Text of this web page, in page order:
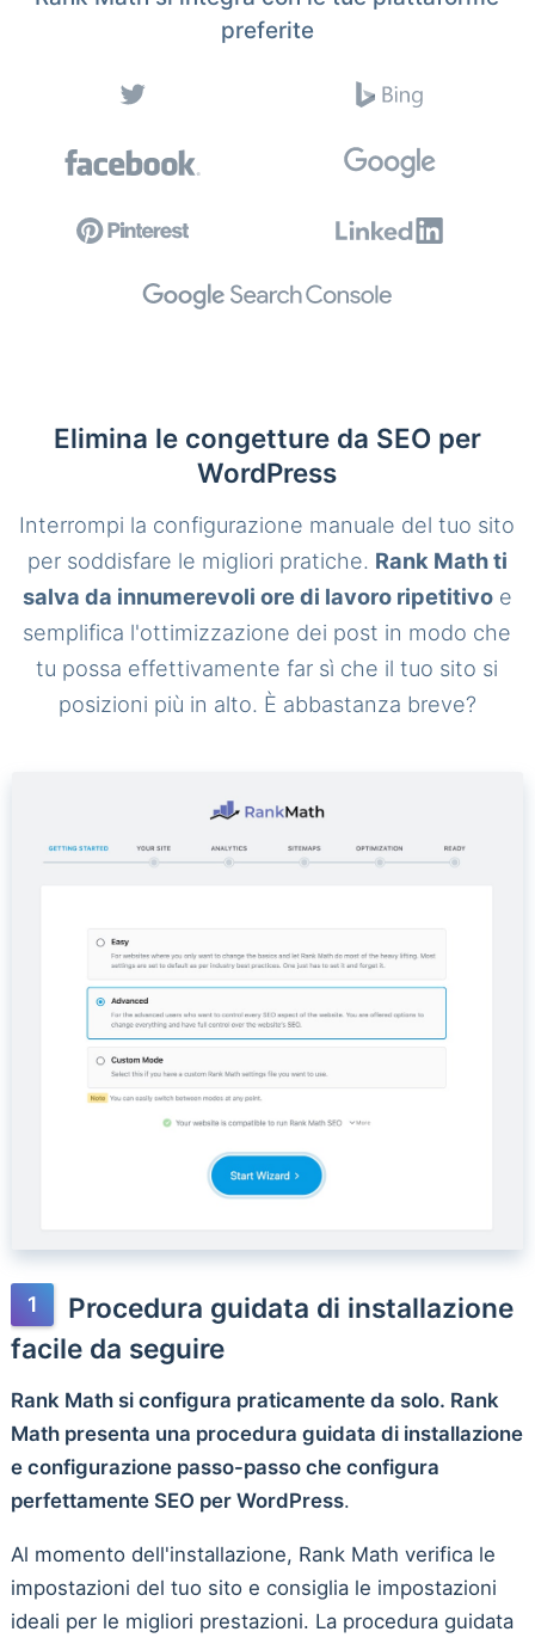
preferite
Elimina le congetture da SEO per
WordPress
Interrompi la configurazione manuale del tuo sito
per soddisfare le migliori pratiche. Rank Math ti
salva da innumerevoli ore di lavoro ripetitivoe
semplifica l'ottimizzazione dei post in modo che
tu possa effettivamente far sì che il tuo sito si
posizioni più in alto. È abbastanza breve?
Procedura guidata di installazione
facile da seguire
Rank Math si configura praticamente da solo. Rank
Math presenta una procedura guidata di installazione
e configurazione passo-passo che configura
perfettamente SEO per WordPress.
Al momento dell'installazione, Rank Math verifica le
impostazioni del tuo sito e consiglia le impostazioni
ideali per le migliori prestazioni. La procedura guidata